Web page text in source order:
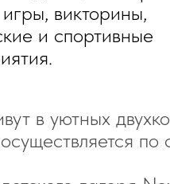
викторины,
и спортивные
в уютных